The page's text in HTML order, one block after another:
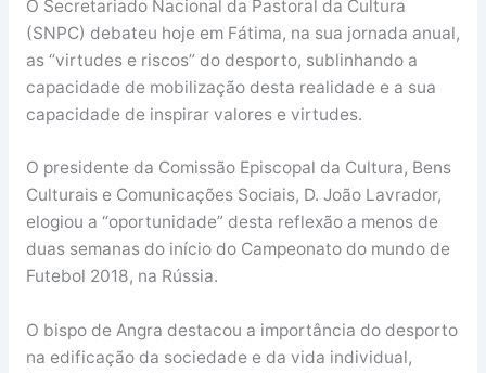
O Secretariado Nacional da Pastoral da Cultura
(SNPC) debateu hoje em Fátima, na sua jornada anual,
as “virtudes e riscos” do desporto, sublinhando a
capacidade de mobilização desta realidade e a sua
capacidade de inspirar valores e virtudes.
O presidente da Comissão Episcopal da Cultura, Bens
Culturais e Comunicações Sociais, D. João Lavrador,
elogiou a “oportunidade” desta reflexão a menos de
duas semanas do início do Campeonato do mundo de
Futebol 2018, na Rússia.
O bispo de Angra destacou a importância do desporto
na edificação da sociedade e da vida individual,